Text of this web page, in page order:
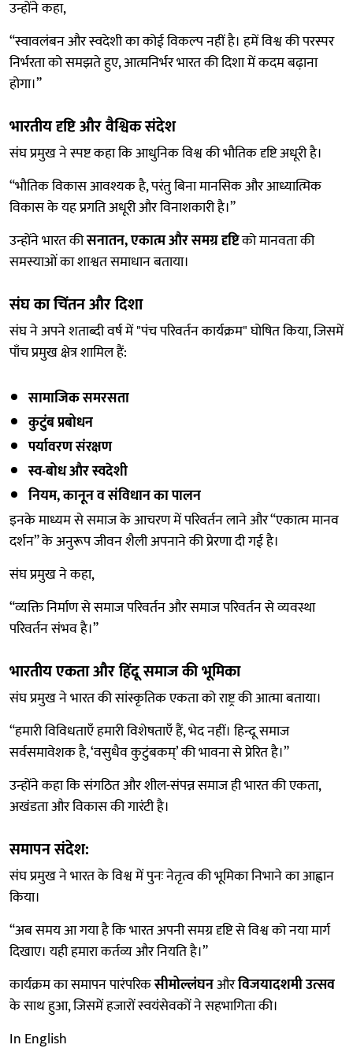
उन्होंने कहा,
“स्वावलंबन और स्वदेशी का कोई विकल्प नहीं है। हमें विश्व की परस्पर
निर्भरता को समझते हुए, आत्मनिर्भर भारत की दिशा में कदम बढ़ाना
होगा।”
भारतीय दृष्टि और वैश्विक संदेश
संघ प्रमुख ने स्पष्ट कहा कि आधुनिक विश्व की भौतिक दृष्टि अधूरी है।
“भौतिक विकास आवश्यक है, परंतु बिना मानसिक और आध्यात्मिक
विकास के यह प्रगति अधूरी और विनाशकारी है।”
उन्होंने भारत कीसनातन, एकात्म और समग्र दृष्टिको मानवता की
समस्याओं का शाश्वत समाधान बताया।
संघ का चिंतन और दिशा
संघ ने अपने शताब्दी वर्ष में "पंच परिवर्तन कार्यक्रम" घोषित किया, जिसमें
पाँच प्रमुख क्षेत्र शामिल हैं:
सामाजिक समरसता
कुटुंब प्रबोधन
पर्यावरण संरक्षण
स्व-बोध और स्वदेशी
नियम, कानून व संविधान का पालन
इनके माध्यम से समाज के आचरण में परिवर्तन लाने और “एकात्म मानव
दर्शन” के अनुरूप जीवन शैली अपनाने की प्रेरणा दी गई है।
संघ प्रमुख ने कहा,
“व्यक्ति निर्माण से समाज परिवर्तन और समाज परिवर्तन से व्यवस्था
परिवर्तन संभव है।”
भारतीय एकता और हिंदू समाज की भूमिका
संघ प्रमुख ने भारत की सांस्कृतिक एकता को राष्ट्र की आत्मा बताया।
“हमारी विविधताएँ हमारी विशेषताएँ हैं, भेद नहीं। हिन्दू समाज
सर्वसमावेशक है, ‘वसुधैव कुटुंबकम्’ की भावना से प्रेरित है।”
उन्होंने कहा कि संगठित और शील-संपन्न समाज ही भारत की एकता,
अखंडता और विकास की गारंटी है।
समापन संदेश:
संघ प्रमुख ने भारत के विश्व में पुनः नेतृत्व की भूमिका निभाने का आह्वान
किया।
“अब समय आ गया है कि भारत अपनी समग्र दृष्टि से विश्व को नया मार्ग
दिखाए। यही हमारा कर्तव्य और नियति है।”
कार्यक्रम का समापन पारंपरिकसीमोल्लंघनऔरविजयादशमी उत्सव
के साथ हुआ, जिसमें हजारों स्वयंसेवकों ने सहभागिता की।
In English